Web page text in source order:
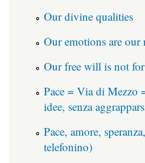
Our divine qualities
Our emotions are our
Our free will is not for
Pace = Via di Mezzo
idee, senza
Pace, amore,
telefonino)